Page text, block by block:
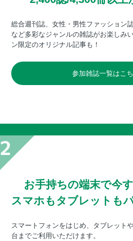
総合週刊誌、女性・男性ファッション
など多彩なジャンルの雑誌がお楽しみ
ン限定のオリジナル記事も！
参加雑誌一覧はこ
お手持ちの端末で今
スマホもタブレットも
スマートフォンをはじめ、タブレット
台までご利用いただけます。